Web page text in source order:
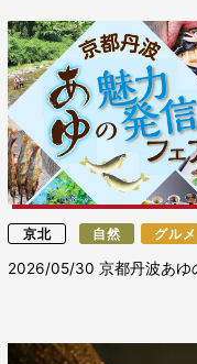
京北 自然 グルメ
2026/05/30京都丹波あゆ